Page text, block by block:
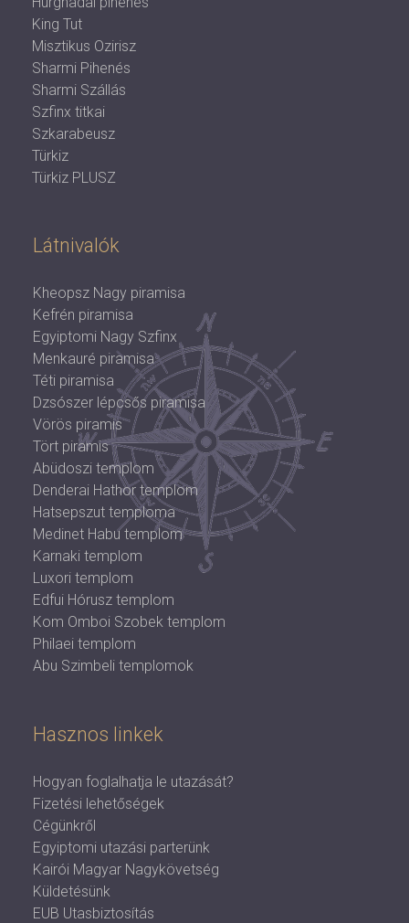
King Tut
Misztikus Ozirisz
Sharmi Pihenés
Sharmi Szállás
Szfinx titkai
Szkarabeusz
Türkiz
Türkiz PLUSZ
Látnivalók
Kheopsz Nagy piramisa
Kefrén piramisa
Egyiptomi Nagy Szfinx
Menkauré piramisa
Téti piramisa
Dzsószer lépcsős piramisa
Vörös piramis
Tört piramis
Abüdoszi templom
Denderai Hathor templom
Hatsepszut temploma
Medinet Habu templom
Karnaki templom
Luxori templom
Edfui Hórusz templom
Kom Omboi Szobek templom
Philaei templom
Abu Szimbeli templomok
Hasznos linkek
Hogyan foglalhatja le utazását?
Fizetési lehetőségek
Cégünkről
Egyiptomi utazási parterünk
Kairói Magyar Nagykövetség
Küldetésünk
EUB Utasbiztosítás